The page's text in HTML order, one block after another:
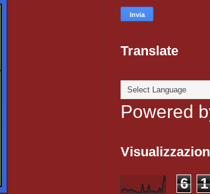
Translate
Powered
6 1